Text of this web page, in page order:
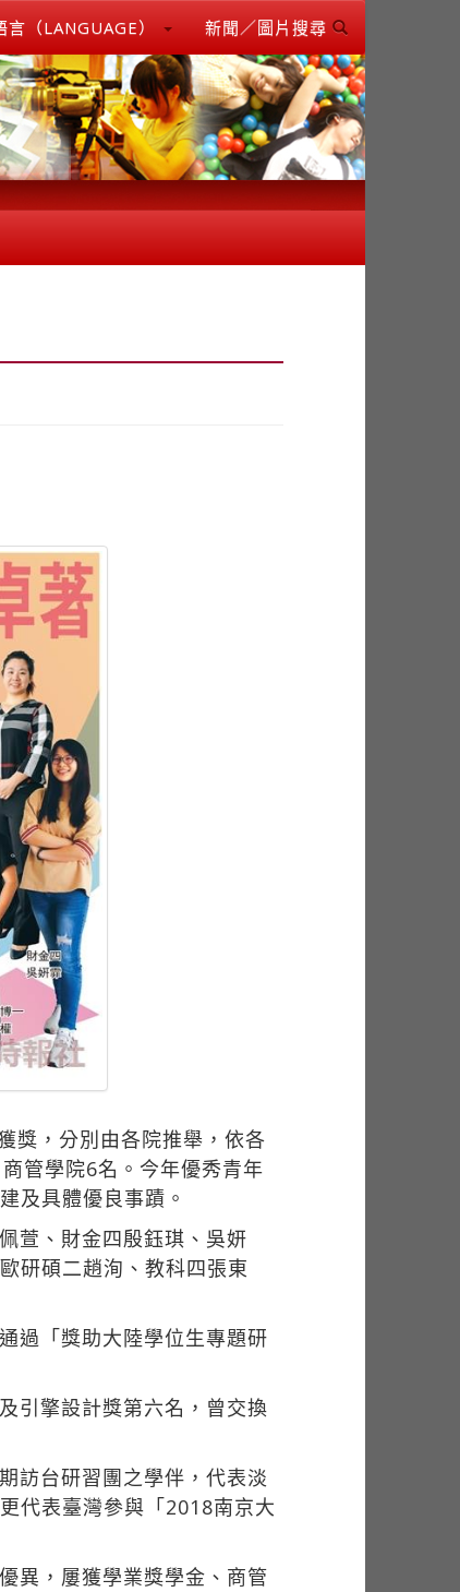
言（LANGUAGE） 新聞／圖片搜尋
獎，分別由各院推舉，依各
管學院6名。今年優秀青年
及具體優良事蹟。
萱、財金四殷鈺琪、吳妍
研碩二趙洵、教科四張東
過「獎助大陸學位生專題研
引擎設計獎第六名，曾交換
訪台研習團之學伴，代表淡
代表臺灣參與「2018南京大
異，屢獲學業獎學金、商管